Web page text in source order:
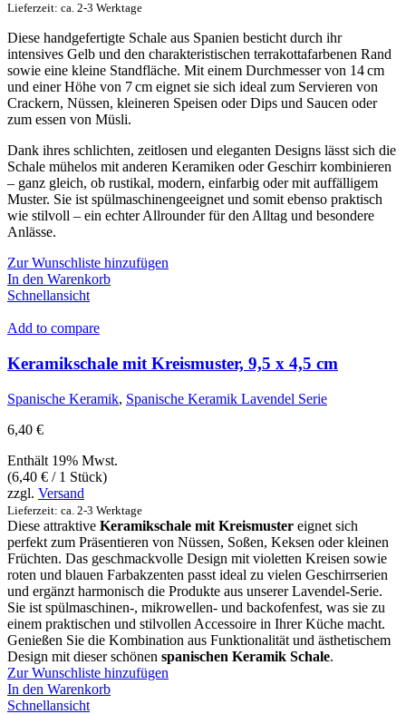
Lieferzeit: ca. 2-3 Werktage
Diese handgefertigte Schale aus Spanien besticht durch ihr
intensives Gelb und den charakteristischen terrakottafarbenen Rand
sowie eine kleine Standfläche. Mit einem Durchmesser von 14 cm
und einer Höhe von 7 cm eignet sie sich ideal zum Servieren von
Crackern, Nüssen, kleineren Speisen oder Dips und Saucen oder
zum essen von Müsli.
Dank ihres schlichten, zeitlosen und eleganten Designs lässt sich die
Schale mühelos mit anderen Keramiken oder Geschirr kombinieren
– ganz gleich, ob rustikal, modern, einfarbig oder mit auffälligem
Muster. Sie ist spülmaschinengeeignet und somit ebenso praktisch
wie stilvoll – ein echter Allrounder für den Alltag und besondere
Anlässe.
Zur Wunschliste hinzufügen
In den Warenkorb
Schnellansicht
Add to compare
Keramikschale mit Kreismuster, 9,5 x 4,5 cm
Spanische Keramik, Spanische Keramik Lavendel Serie
6,40 €
Enthält 19% Mwst.
(6,40 € / 1 Stück)
zzgl. Versand
Lieferzeit: ca. 2-3 Werktage
Diese attraktive Keramikschale mit Kreismuster eignet sich
perfekt zum Präsentieren von Nüssen, Soßen, Keksen oder kleinen
Früchten. Das geschmackvolle Design mit violetten Kreisen sowie
roten und blauen Farbakzenten passt ideal zu vielen Geschirrserien
und ergänzt harmonisch die Produkte aus unserer Lavendel-Serie.
Sie ist spülmaschinen-, mikrowellen- und backofenfest, was sie zu
einem praktischen und stilvollen Accessoire in Ihrer Küche macht.
Genießen Sie die Kombination aus Funktionalität und ästhetischem
Design mit dieser schönen spanischen Keramik Schale.
Zur Wunschliste hinzufügen
In den Warenkorb
Schnellansicht